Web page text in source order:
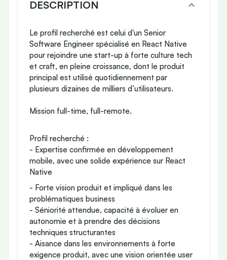
DESCRIPTION
Le profil recherché est celui d'un Senior
Software Engineer spécialisé en React Native
pour rejoindre une start-up à forte culture tech
et craft, en pleine croissance, dont le produit
principal est utilisé quotidiennement par
plusieurs dizaines de milliers d’utilisateurs.
Mission full-time, full-remote.
Profil recherché :
- Expertise confirmée en développement
mobile, avec une solide expérience sur React
Native
- Forte vision produit et impliqué dans les
problématiques business
- Séniorité attendue, capacité à évoluer en
autonomie et à prendre des décisions
techniques structurantes
- Aisance dans les environnements à forte
exigence produit, avec une vision orientée user